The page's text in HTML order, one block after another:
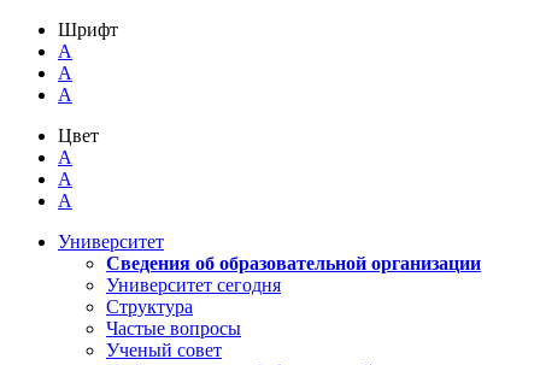
Шрифт
A
A
A
Цвет
A
A
A
Университет
Сведения об образовательной организации
Университет сегодня
Структура
Частые вопросы
Ученый совет